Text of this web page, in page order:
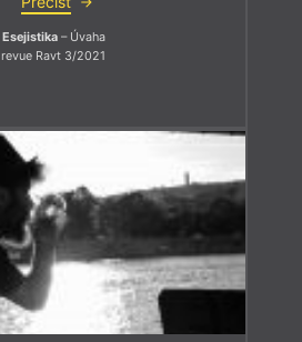
Esejistika– Úvaha
revue Ravt 3/2021